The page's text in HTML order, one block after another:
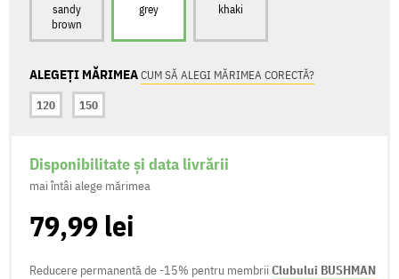
sandy
brown
grey khaki
ALEGEȚI MĂRIMEACUM SĂ ALEGI MĂRIMEA CORECTĂ?
120
150
Disponibilitate și data livrării
mai întâi alege mărimea
79,99 lei
Reducere permanentă de -15% pentru membrii Clubului BUSHMAN